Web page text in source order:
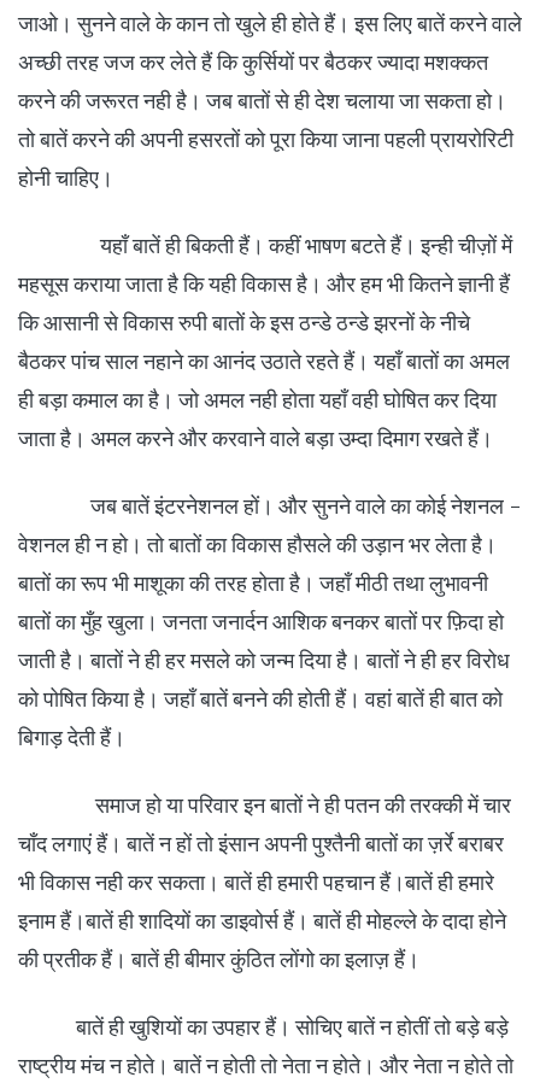
जाओ। सुनने वाले के कान तो खुले ही होते हैं। इस लिए बातें करने वाले
अच्छी तरह जज कर लेते हैं कि कुर्सियों पर बैठकर ज्यादा मशक्कत
करने की जरूरत नही है। जब बातों से ही देश चलाया जा सकता हो।
तो बातें करने की अपनी हसरतों को पूरा किया जाना पहली प्रायरोरिटी
होनी चाहिए।
यहाँ बातें ही बिकती हैं। कहीं भाषण बटते हैं। इन्ही चीज़ों में
महसूस कराया जाता है कि यही विकास है। और हम भी कितने ज्ञानी हैं
कि आसानी से विकास रुपी बातों के इस ठन्डे ठन्डे झरनों के नीचे
बैठकर पांच साल नहाने का आनंद उठाते रहते हैं। यहाँ बातों का अमल
ही बड़ा कमाल का है। जो अमल नही होता यहाँ वही घोषित कर दिया
जाता है। अमल करने और करवाने वाले बड़ा उम्दा दिमाग रखते हैं।
जब बातें इंटरनेशनल हों। और सुनने वाले का कोई नेशनल -
वेशनल ही न हो। तो बातों का विकास हौसले की उड़ान भर लेता है।
बातों का रूप भी माशूका की तरह होता है। जहाँ मीठी तथा लुभावनी
बातों का मुँह खुला। जनता जनार्दन आशिक बनकर बातों पर फ़िदा हो
जाती है। बातों ने ही हर मसले को जन्म दिया है। बातों ने ही हर विरोध
को पोषित किया है। जहाँ बातें बनने की होती हैं। वहां बातें ही बात को
बिगाड़ देती हैं।
समाज हो या परिवार इन बातों ने ही पतन की तरक्की में चार
चाँद लगाएं हैं। बातें न हों तो इंसान अपनी पुश्तैनी बातों का ज़र्रे बराबर
भी विकास नही कर सकता। बातें ही हमारी पहचान हैं।बातें ही हमारे
इनाम हैं।बातें ही शादियों का डाइवोर्स हैं। बातें ही मोहल्ले के दादा होने
की प्रतीक हैं। बातें ही बीमार कुंठित लोंगो का इलाज़ हैं।
बातें ही खुशियों का उपहार हैं। सोचिए बातें न होतीं तो बड़े बड़े
राष्ट्रीय मंच न होते। बातें न होती तो नेता न होते। और नेता न होते तो